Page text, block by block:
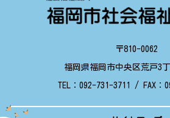
〒810-0062
福岡県福岡市中央区荒戸3
TEL： 092-731-3711 / FAX：